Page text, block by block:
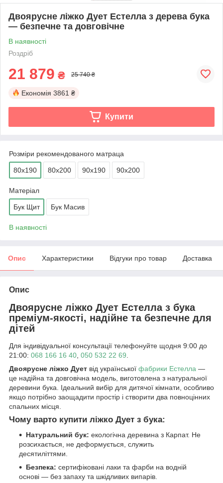
Двоярусне ліжко Дует Естелла з дерева бука
— безпечне та довговічне
В наявності
Роздріб
21 879 ₴ 25 740 ₴
Економія 3861 ₴
Купити
Розміри рекомендованого матраца
80х190 80х200 90х190 90х200
Матеріал
Бук Щит Бук Масив
В наявності
Опис Характеристики Відгуки про товар Доставка
Опис
Двоярусне ліжко Дует Естелла з бука
преміум-якості, надійне та безпечне для
дітей
Для індивідуальної консультації телефонуйте щодня 9:00 до
21:00: 068 166 16 40, 050 532 22 69.
Двоярусне ліжко Дует від української фабрики Естелла —
це надійна та довговічна модель, виготовлена з натуральної
деревини бука. Ідеальний вибір для дитячої кімнати, особливо
якщо потрібно заощадити простір і створити два повноцінних
спальних місця.
Чому варто купити ліжко Дует з бука:
Натуральний бук: екологічна деревина з Карпат. Не
розсихається, не деформується, служить
десятиліттями.
Безпека: сертифіковані лаки та фарби на водній
основі — без запаху та шкідливих випарів.